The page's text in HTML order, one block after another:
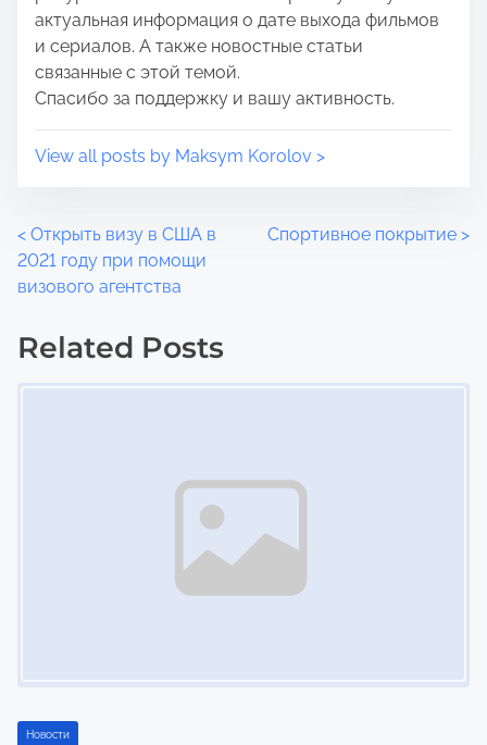
актуальная информация о дате выхода фильмов
и сериалов. А также новостные статьи
связанные с этой темой.
Спасибо за поддержку и вашу активность.
View all posts by Maksym Korolov >
P
o
s
t
< Открыть визу в США в
2021 году при помощи
визового агентства
Спортивное покрытие >
Related Posts
Новости